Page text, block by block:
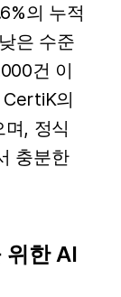
의 누적
은 수준
건 이
의
, 정식
충분한
위한 AI